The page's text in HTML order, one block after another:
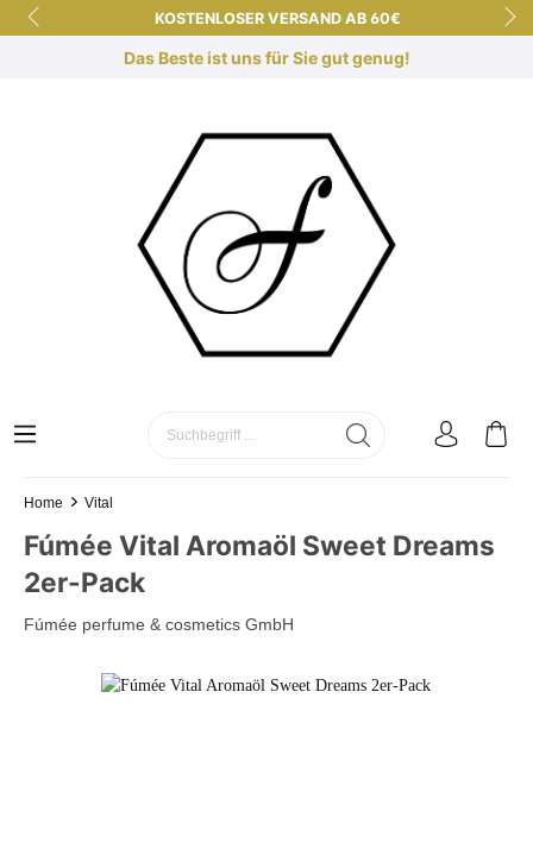
KOSTENLOSER VERSAND AB 60€
KURZE LIEFERZEITEN
Das Beste ist uns für Sie gut genug!
Home Vital
Fúmée Vital Aromaöl Sweet Dreams
2er-Pack
Fúmée perfume & cosmetics GmbH